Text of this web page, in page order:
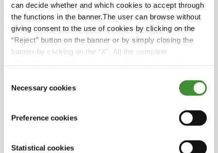
can decide whether and which cookies to accept through
the functions in the banner.The user can browse without
giving consent to the use of cookies by clicking on the
“Reject” button on the banner or by simply closing the
banner by clicking on the “X”. All the complete
Selection
Necessary cookies
Preference cookies
Statistical cookies
¿Lo sabías?
Las herramientas de observación de la Tierra,
los drones y los robots están transformando el
panorama agrícola, ofreciendo nuevas
de adoptar nuevas tecnologías debido a la
carga financiera de inversiones anteriores y a
determinados cultivos.